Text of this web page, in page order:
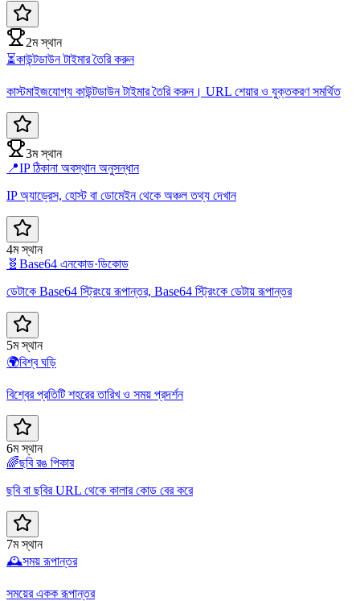
2ম স্থান
⏳কাউন্টডাউন টাইমার তৈরি করুন
কাস্টমাইজযোগ্য কাউন্টডাউন টাইমার তৈরি করুন। URL শেয়ার ও যুক্তকরণ সমর্থিত
3ম স্থান
📍IP ঠিকানা অবস্থান অনুসন্ধান
IP অ্যাড্রেস, হোস্ট বা ডোমেইন থেকে অঞ্চল তথ্য দেখান
4ম স্থান
🧬 Base64 এনকোড·ডিকোড
ডেটাকে Base64 স্ট্রিংয়ে রূপান্তর, Base64 স্ট্রিংকে ডেটায় রূপান্তর
5ম স্থান
🌍বিশ্ব ঘড়ি
বিশ্বের প্রতিটি শহরের তারিখ ও সময় প্রদর্শন
6ম স্থান
🌈ছবি রঙ পিকার
ছবি বা ছবির URL থেকে কালার কোড বের করে
7ম স্থান
🕰️সময় রূপান্তর
সময়ের একক রূপান্তর